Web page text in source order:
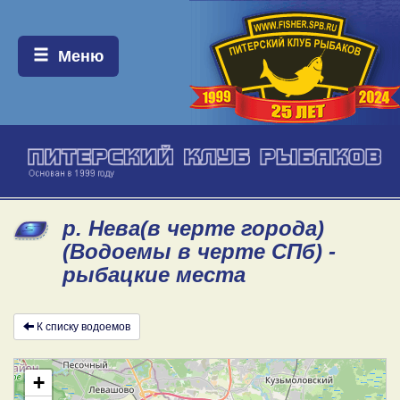
Меню:
Меню
р. Нева(в черте города)
(Водоемы в черте СПб) -
рыбацкие места
К списку водоемов
+